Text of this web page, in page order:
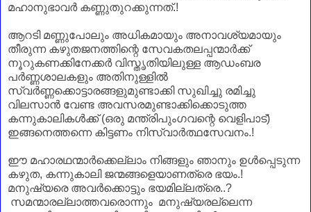
മഹാനുഭാവർ കണ്ണുതുറക്കുന്നത്.!
ആറടി മണ്ണുപോലും അധികമായും അനാവശ്യമായും
തീരുന്ന കഴുതജനത്തിന്റെ സേവകതലപ്പന്മാർക്ക്
നൂറുകണക്കിനേക്കർ വിസ്തൃതിയിലുള്ള ആഡംബര
പർണ്ണശാലകളും അതിനുള്ളിൽ
സ്വർണ്ണക്കൊട്ടാരങ്ങളുമുണ്ടാക്കി സുഖിച്ചു രമിച്ചു
വിലസാൻ വേണ്ട അവസരമുണ്ടാക്കിക്കൊടുത്ത
കന്നുകാലികൾക്ക് (ഒരു മന്ത്രിപുംഗവന്റെ വെളിപാട്)
ഇങ്ങനെത്തന്നെ കിട്ടണം നിസ്വാർത്ഥസേവനം.!
ഈ മഹാരഥന്മാർക്കെല്ലാം നിങ്ങളും ഞാനും ഉൾപ്പെടുന്ന
കഴുത, കന്നുകാലി ജന്മങ്ങളെയാണത്രെ ഭയം.!
മനുഷ്യരെ അവർക്കൊട്ടും ഭയമില്ലത്രെ..?
സമന്മാരല്ലാത്തവരൊന്നും മനുഷ്യരല്ലെന്ന